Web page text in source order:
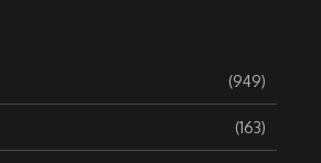
(949)
(163)